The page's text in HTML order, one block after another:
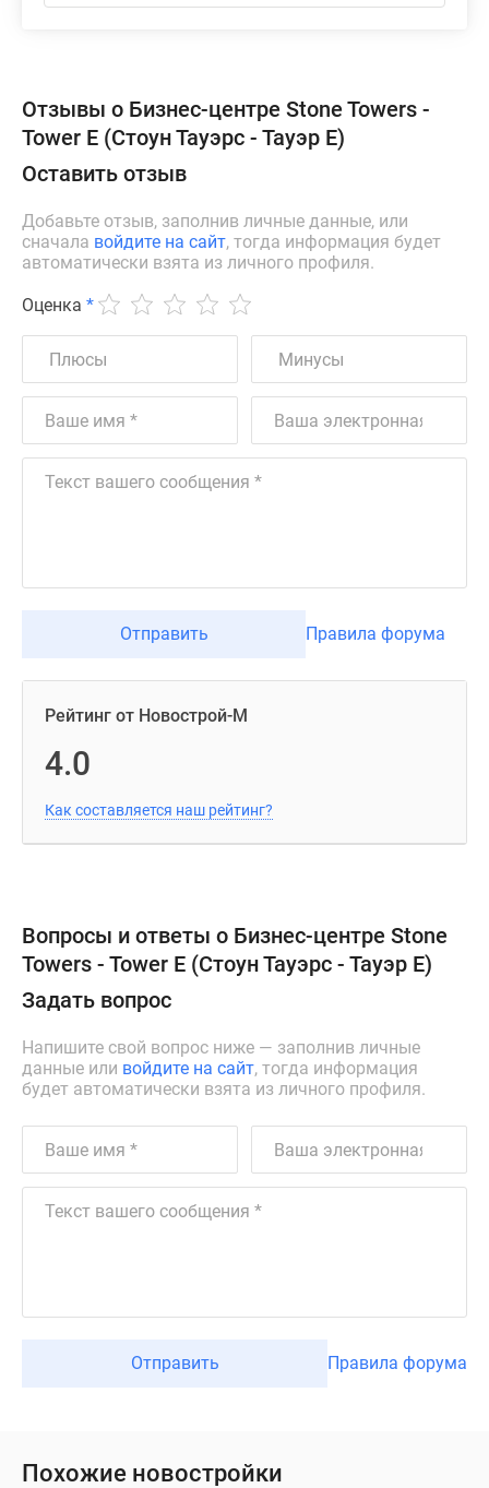
Отзывы о Бизнес-центре Stone Towers -
Tower E (Стоун Тауэрс - Тауэр Е)
Оставить отзыв
Добавьте отзыв, заполнив личные данные, или
сначала войдите на сайт, тогда информация будет
автоматически взята из личного профиля.
Оценка *
Отправить Правила форума
Рейтинг от Новострой-М
4.0
Как составляется наш рейтинг?
Вопросы и ответы о Бизнес-центре Stone
Towers - Tower E (Стоун Тауэрс - Тауэр Е)
Задать вопрос
Напишите свой вопрос ниже — заполнив личные
данные или войдите на сайт, тогда информация
будет автоматически взята из личного профиля.
Отправить Правила форума
Похожие новостройки